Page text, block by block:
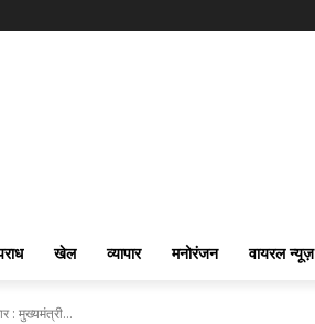
खेल व्यापार मनोरंजन वायरल न्यूज़
: मुख्यमंत्री...